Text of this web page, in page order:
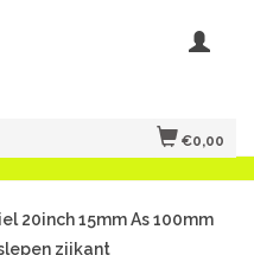
€0,00
20inch 15mm As 100mm
zijkant